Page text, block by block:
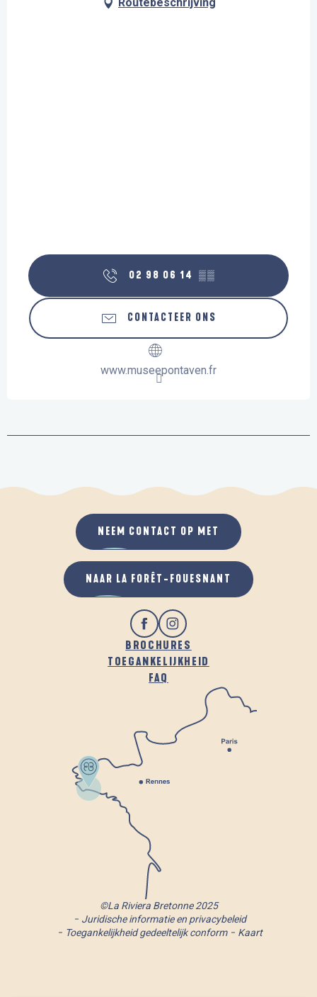
02 98 06 14 ▒▒
CONTACTEER ONS
www.museepontaven.fr
BROCHURES
TOEGANKELIJKHEID
FAQ
NEEM CONTACT OP MET
NAAR LA FORÊT-FOUESNANT
©La Riviera Bretonne 2025
Juridische informatie en privacybeleid
Toegankelijkheid gedeeltelijk conform
Kaart